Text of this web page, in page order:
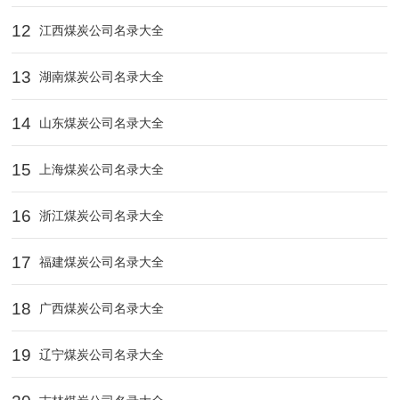
12 江西煤炭公司名录大全
13 湖南煤炭公司名录大全
14 山东煤炭公司名录大全
15 上海煤炭公司名录大全
16 浙江煤炭公司名录大全
17 福建煤炭公司名录大全
18 广西煤炭公司名录大全
19 辽宁煤炭公司名录大全